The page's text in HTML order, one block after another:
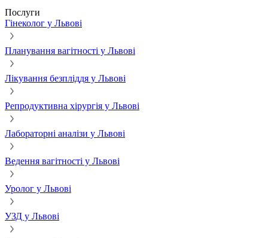
Послуги
Гінеколог у Львові
Планування вагітності у Львові
Лікування безпліддя у Львові
Репродуктивна хірургія у Львові
Лабораторні аналізи у Львові
Ведення вагітності у Львові
Уролог у Львові
УЗД у Львові